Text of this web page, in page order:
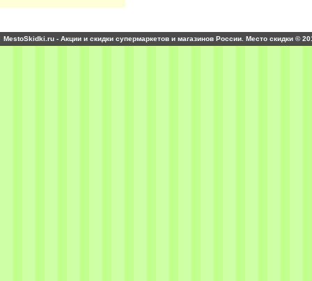
MestoSkidki.ru - Акции и скидки супермаркетов и магазинов России. Место скидки ©